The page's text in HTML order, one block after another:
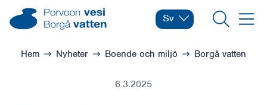
Hoppa till innehåll
Meny
Borgå vatten – Gå till startsidan
Byt språk
Nuvarande språk:
Sv
Sök
Bläddra:
Hem Nyheter Boende och miljö Borgå vatten
6.3.2025